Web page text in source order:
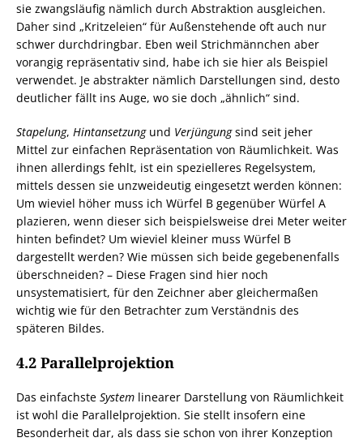
sie zwangsläufig nämlich durch Abstraktion ausgleichen.
Daher sind „Kritzeleien“ für Außenstehende oft auch nur
schwer durchdringbar. Eben weil Strichmännchen aber
vorangig repräsentativ sind, habe ich sie hier als Beispiel
verwendet. Je abstrakter nämlich Darstellungen sind, desto
deutlicher fällt ins Auge, wo sie doch „ähnlich“ sind.
Stapelung, Hintansetzungund Verjüngungsind seit jeher
Mittel zur einfachen Repräsentation von Räumlichkeit. Was
ihnen allerdings fehlt, ist ein spezielleres Regelsystem,
mittels dessen sie unzweideutig eingesetzt werden können:
Um wieviel höher muss ich Würfel B gegenüber Würfel A
plazieren, wenn dieser sich beispielsweise drei Meter weiter
hinten befindet? Um wieviel kleiner muss Würfel B
dargestellt werden? Wie müssen sich beide gegebenenfalls
überschneiden? – Diese Fragen sind hier noch
unsystematisiert, für den Zeichner aber gleichermaßen
wichtig wie für den Betrachter zum Verständnis des
späteren Bildes.
4.2 Parallelprojektion
Das einfachste System linearer Darstellung von Räumlichkeit
ist wohl die Parallelprojektion. Sie stellt insofern eine
Besonderheit dar, als dass sie schon von ihrer Konzeption